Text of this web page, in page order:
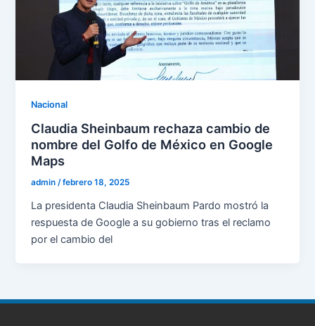
Nacional
Claudia Sheinbaum rechaza cambio de
nombre del Golfo de México en Google
Maps
admin/febrero 18, 2025
La presidenta Claudia Sheinbaum Pardo mostró la
respuesta de Google a su gobierno tras el reclamo
por el cambio del